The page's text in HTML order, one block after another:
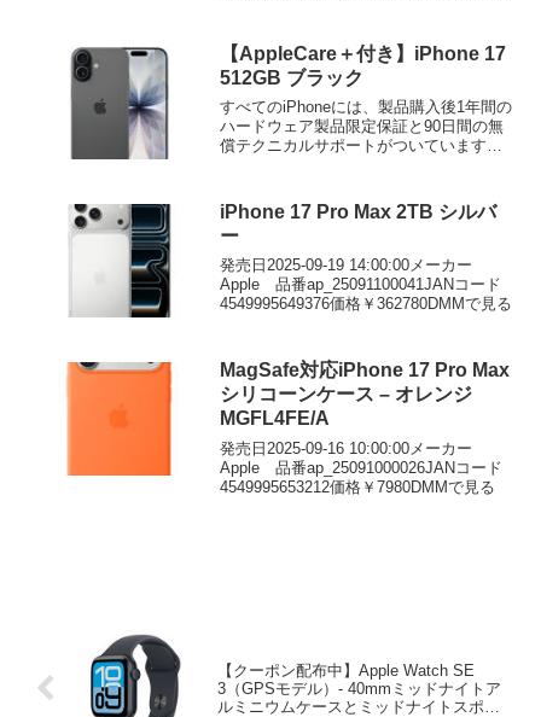
【AppleCare＋付き】iPhone 17
512GB ブラック
すべてのiPhoneには、製品購入後1年間の
ハードウェア製品限定保証と90日間の無
償テクニカルサポートがついています。
iPhone 17 Pro Max 2TB シルバ
ー
発売日2025-09-19 14:00:00メーカー
Apple 品番ap_25091100041JANコード
4549995649376価格￥362780DMMで見る
MagSafe対応iPhone 17 Pro Max
シリコーンケース – オレンジ
MGFL4FE/A
発売日2025-09-16 10:00:00メーカー
Apple 品番ap_25091000026JANコード
4549995653212価格￥7980DMMで見る
【クーポン配布中】Apple Watch SE
3（GPSモデル）- 40mmミッドナイトア
ルミニウムケースとミッドナイトスポー